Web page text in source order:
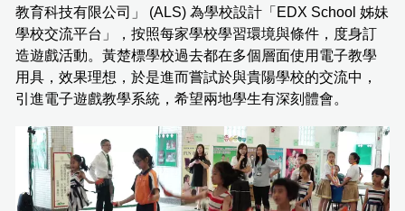
教育科技有限公司」 (ALS) 為學校設計「EDX School 姊妹
學校交流平台」，按照每家學校學習環境與條件，度身訂
造遊戲活動。黃楚標學校過去都在多個層面使用電子教學
用具，效果理想，於是進而嘗試於與貴陽學校的交流中，
引進電子遊戲教學系統，希望兩地學生有深刻體會。